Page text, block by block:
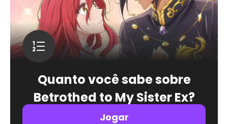
Quanto você sabe sobre
Betrothed to My Sister Ex?
Jogar